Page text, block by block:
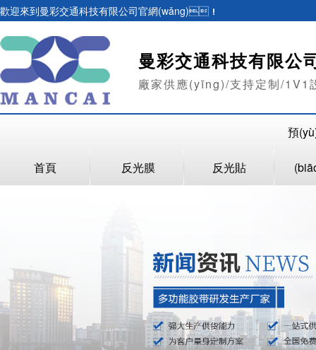
歡迎來到曼彩交通科技有限公司官網(wǎng)！
曼彩交通科技有限公
廠家供應(yīng)/支持定制/
首頁 反光膜 反光貼
預